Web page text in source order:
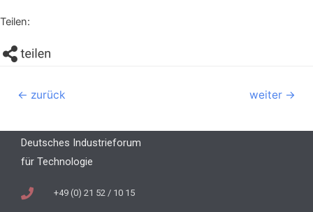
Teilen:
← zurück weiter →
Deutsches Industrieforum
für Technologie
+49 (0) 21 52 / 10 15